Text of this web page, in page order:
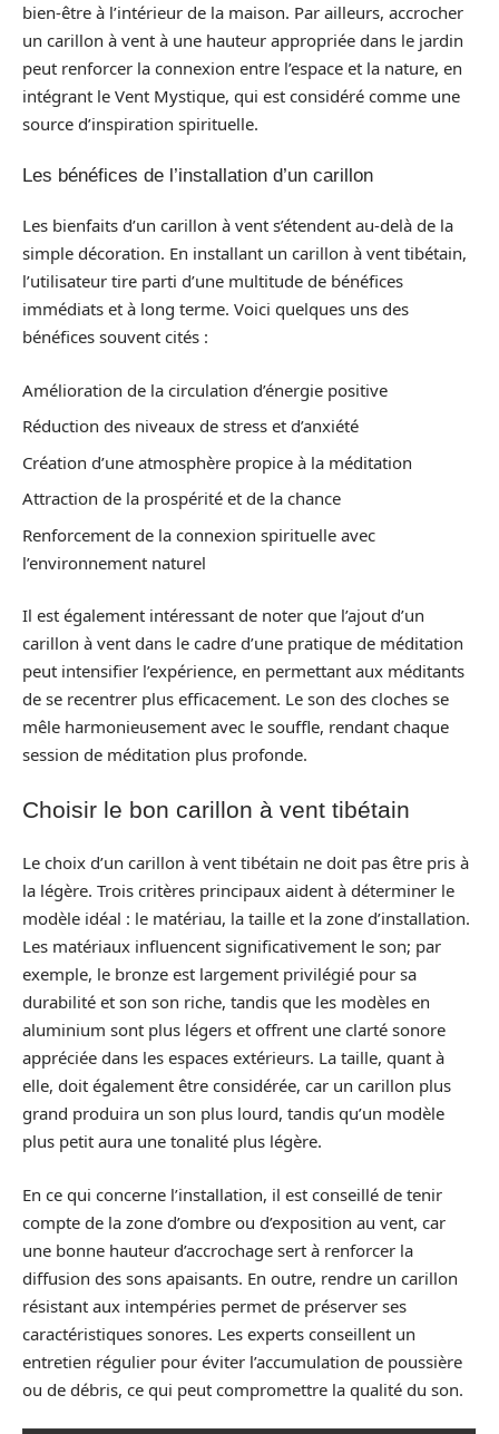
bien-être à l’intérieur de la maison. Par ailleurs, accrocher
un carillon à vent à une hauteur appropriée dans le jardin
peut renforcer la connexion entre l’espace et la nature, en
intégrant le Vent Mystique, qui est considéré comme une
source d’inspiration spirituelle.
Les bénéfices de l’installation d’un carillon
Les bienfaits d’un carillon à vent s’étendent au-delà de la
simple décoration. En installant un carillon à vent tibétain,
l’utilisateur tire parti d’une multitude de bénéfices
immédiats et à long terme. Voici quelques uns des
bénéfices souvent cités :
Amélioration de la circulation d’énergie positive
Réduction des niveaux de stress et d’anxiété
Création d’une atmosphère propice à la méditation
Attraction de la prospérité et de la chance
Renforcement de la connexion spirituelle avec
l’environnement naturel
Il est également intéressant de noter que l’ajout d’un
carillon à vent dans le cadre d’une pratique de méditation
peut intensifier l’expérience, en permettant aux méditants
de se recentrer plus efficacement. Le son des cloches se
mêle harmonieusement avec le souffle, rendant chaque
session de méditation plus profonde.
Choisir le bon carillon à vent tibétain
Le choix d’un carillon à vent tibétain ne doit pas être pris à
la légère. Trois critères principaux aident à déterminer le
modèle idéal : le matériau, la taille et la zone d’installation.
Les matériaux influencent significativement le son; par
exemple, le bronze est largement privilégié pour sa
durabilité et son son riche, tandis que les modèles en
aluminium sont plus légers et offrent une clarté sonore
appréciée dans les espaces extérieurs. La taille, quant à
elle, doit également être considérée, car un carillon plus
grand produira un son plus lourd, tandis qu’un modèle
plus petit aura une tonalité plus légère.
En ce qui concerne l’installation, il est conseillé de tenir
compte de la zone d’ombre ou d’exposition au vent, car
une bonne hauteur d’accrochage sert à renforcer la
diffusion des sons apaisants. En outre, rendre un carillon
résistant aux intempéries permet de préserver ses
caractéristiques sonores. Les experts conseillent un
entretien régulier pour éviter l’accumulation de poussière
ou de débris, ce qui peut compromettre la qualité du son.